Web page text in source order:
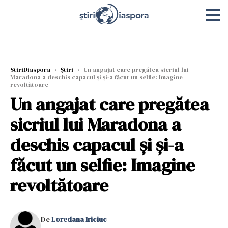
StiriDiaspora › Știri › Un angajat care pregătea sicriul lui
Maradona a deschis capacul și și-a făcut un selfie: Imagine
revoltătoare
Un angajat care pregătea
sicriul lui Maradona a
deschis capacul și și-a
făcut un selfie: Imagine
revoltătoare
DeLoredana Iriciuc